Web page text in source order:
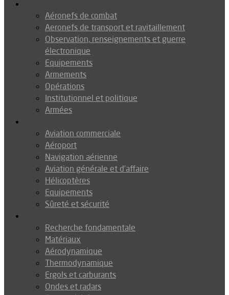
Aéronefs de combat
Aeronefs de transport et ravitaillement
Observation, renseignements et guerre
électronique
Equipements
Armements
Opérations
Institutionnel et politique
Armées
Aviation commerciale
Aéroport
Navigation aérienne
Aviation générale et d’affaire
Hélicoptères
Equipements
Sûreté et sécurité
Recherche fondamentale
Matériaux
Aérodynamique
Thermodynamique
Ergols et carburants
Ondes et radars